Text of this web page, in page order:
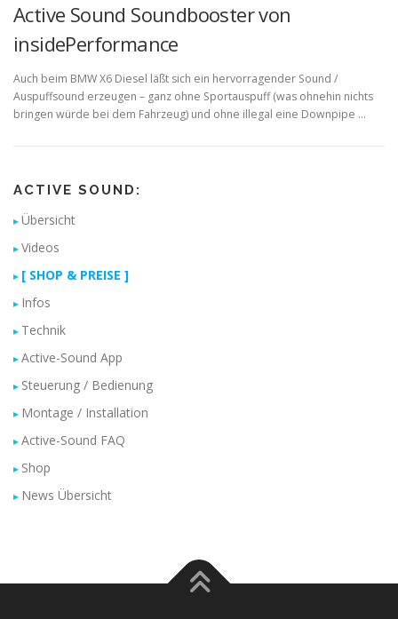
Active Sound Soundbooster von
insidePerformance
Auch beim BMW X6 Diesel läßt sich ein hervorragender Sound /
Auspuffsound erzeugen – ganz ohne Sportauspuff (was ohnehin nichts
bringen würde bei dem Fahrzeug) und ohne illegal eine Downpipe …
ACTIVE SOUND:
Übersicht
Videos
[ SHOP & PREISE ]
Infos
Technik
Active-Sound App
Steuerung / Bedienung
Montage / Installation
Active-Sound FAQ
Shop
News Übersicht